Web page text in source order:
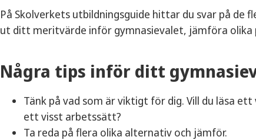
På Skolverkets utbildningsguide hittar du svar på de
ut ditt meritvärde inför gymnasievalet, jämföra olika
Några tips inför ditt
Tänk på vad som är viktigt för dig. Vill du läsa
ett visst arbetssätt?
Ta reda på flera olika alternativ och jämför.